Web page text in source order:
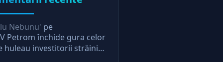
Nebunu' pe
Petrom închide gura celor
huleau investitorii străini.